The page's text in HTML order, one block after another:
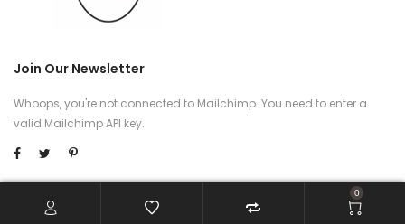
Join Our Newsletter
Whoops, you're not connected to Mailchimp. You need to enter a
valid Mailchimp API key.
0